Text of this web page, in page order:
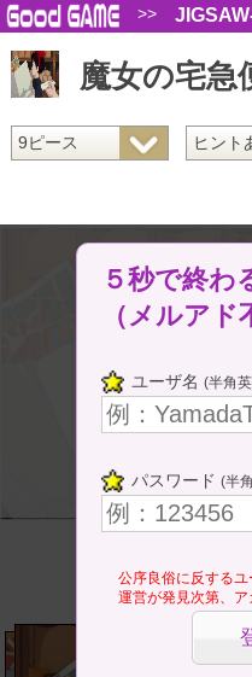
>>
魔女の宅急
５秒で終わ
（メルアド
ユーザ名 (半角
パスワード (半
公序良俗に反するユ
運営が発見次第、ア